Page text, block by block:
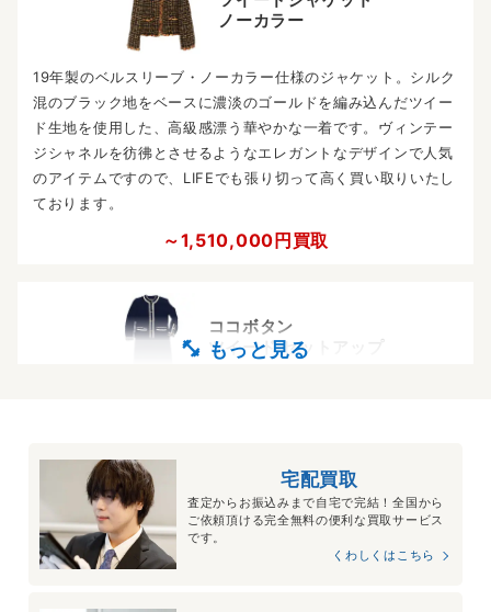
ノーカラー
19年製のベルスリーブ・ノーカラー仕様のジャケット。シルク
混のブラック地をベースに濃淡のゴールドを編み込んだツイー
ド生地を使用した、高級感漂う華やかな一着です。ヴィンテー
ジシャネルを彷彿とさせるようなエレガントなデザインで人気
のアイテムですので、LIFEでも張り切って高く買い取りいたし
ております。
～1,510,000円買取
ココボタン
ツイード セットアップ
表する大定番アイテムとなっています。高額査定も大いに期待
できます。
～100,000円買取
宅配買取
査定からお振込みまで自宅で完結！全国から
ご依頼頂ける完全無料の便利な買取サービス
です。
くわしくはこちら